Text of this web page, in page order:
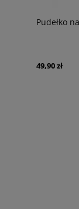
Pudełko
49,90 zł